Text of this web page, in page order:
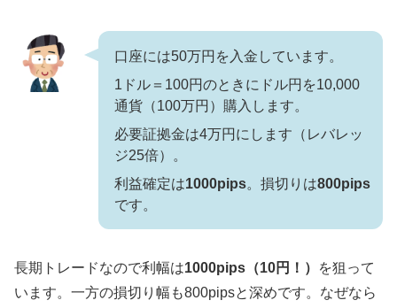
口座には50万円を入金しています。
1ドル＝100円のときにドル円を10,000
通貨（100万円）購入します。
必要証拠金は4万円にします（レバレッ
ジ25倍）。
利益確定は1000pips。損切りは800pips
です。
長期トレードなので利幅は1000pips（10円！）
を狙って
います。一方の損切り幅も800pipsと深めです。なぜなら